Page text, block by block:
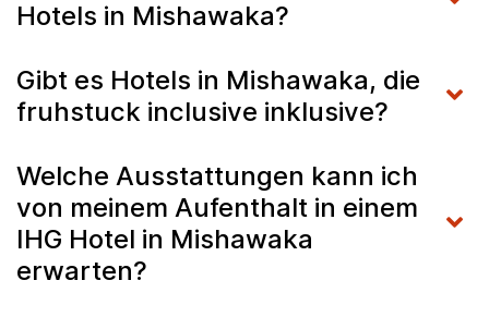
Hotels in Mishawaka?
Gibt es Hotels in Mishawaka, die
fruhstuck inclusive inklusive?
Welche Ausstattungen kann ich
von meinem Aufenthalt in einem
IHG Hotel in Mishawaka
erwarten?